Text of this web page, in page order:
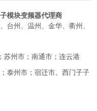
模块变频器代理商
台州、温州、金华、衢州、
苏州市；南通市；连云港
泰州市；宿迁市。西门子子